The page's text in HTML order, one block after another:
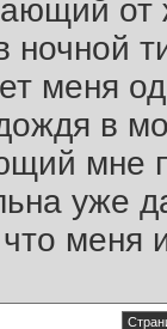
ночной
меня
в
мне
уже
меня